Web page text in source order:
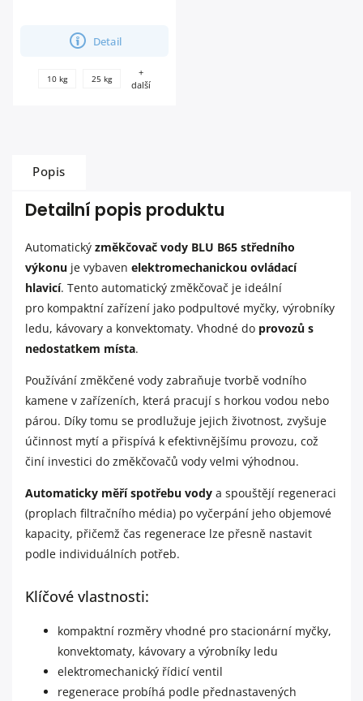
Detail
10 kg 25 kg
+
další
Popis
Detailní popis produktu
Automatický změkčovač vody BLU B65 středního
výkonu je vybaven elektromechanickou ovládací
hlavicí. Tento automatický změkčovač je ideální
pro kompaktní zařízení jako podpultové myčky, výrobníky
ledu, kávovary a konvektomaty. Vhodné do provozů s
nedostatkem místa.
Používání změkčené vody zabraňuje tvorbě vodního
kamene v zařízeních, která pracují s horkou vodou nebo
párou. Díky tomu se prodlužuje jejich životnost, zvyšuje
účinnost mytí a přispívá k efektivnějšímu provozu, což
činí investici do změkčovačů vody velmi výhodnou.
Automaticky měří spotřebu vody a spouštějí regeneraci
(proplach filtračního média) po vyčerpání jeho objemové
kapacity, přičemž čas regenerace lze přesně nastavit
podle individuálních potřeb.
Klíčové vlastnosti:
kompaktní rozměry vhodné pro stacionární myčky,
konvektomaty, kávovary a výrobníky ledu
elektromechanický řídicí ventil
regenerace probíhá podle přednastavených